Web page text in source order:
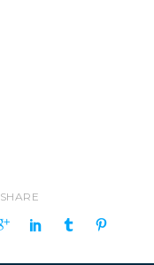
SHARE